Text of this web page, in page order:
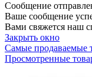
Сообщение
Ваше сообщение
Вами свяжется наш
Закрыть окно
Самые продаваемые
Просмотренные